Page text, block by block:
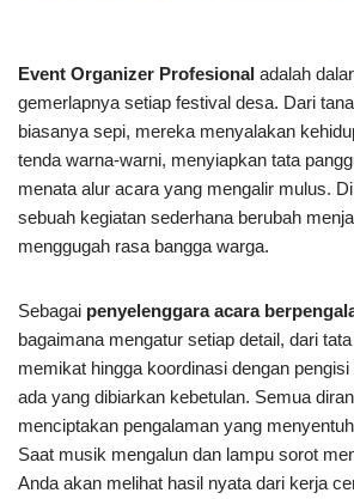
Event Organizer Profesional adalah
gemerlapnya setiap festival desa. Dari
biasanya sepi, mereka menyalakan
tenda warna-warni, menyiapkan tata
menata alur acara yang mengalir mulus.
sebuah kegiatan sederhana berubah
menggugah rasa bangga warga.
Sebagai penyelenggara acara
bagaimana mengatur setiap detail, dari
memikat hingga koordinasi dengan
ada yang dibiarkan kebetulan. Semua
menciptakan pengalaman yang
Saat musik mengalun dan lampu sorot
Anda akan melihat hasil nyata dari kerja